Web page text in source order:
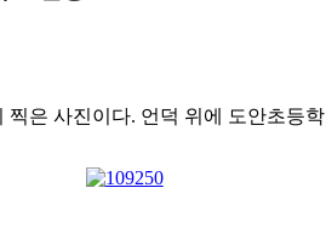
은 사진이다. 언덕 위에 도안초등